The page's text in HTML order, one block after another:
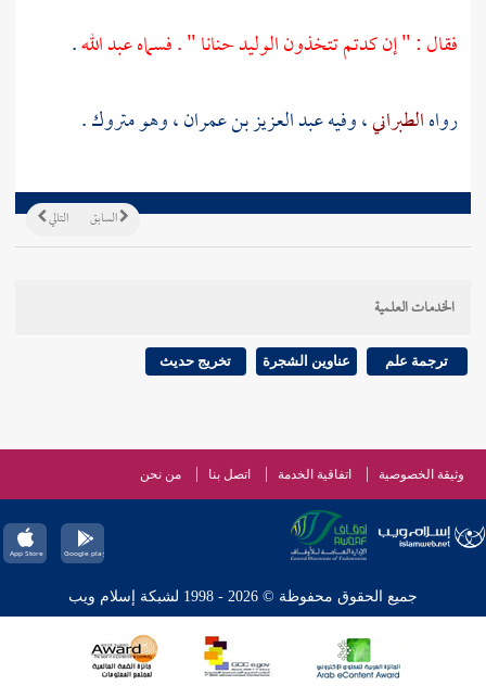
فقال : " إن كدتم تتخذون الوليد حنانا " . فسماهعبد الله.
رواهالطبراني، وفيهعبد العزيز بن عمران، وهو متروك .
التالي السابق
الخدمات العلمية
ترجمة علم عناوين الشجرة تخريج حديث
وثيقة الخصوصية اتفاقية الخدمة اتصل بنا من نحن
جميع الحقوق محفوظة © 2026 - 1998 لشبكة إسلام ويب